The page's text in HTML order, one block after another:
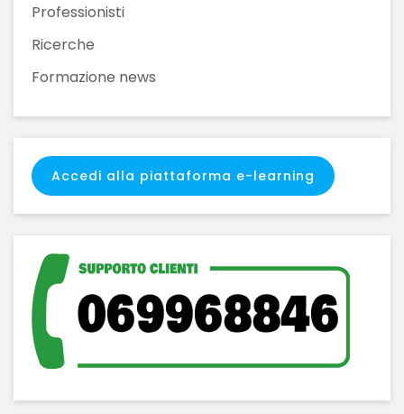
Professionisti
Ricerche
Formazione news
Accedi alla piattaforma e-learning